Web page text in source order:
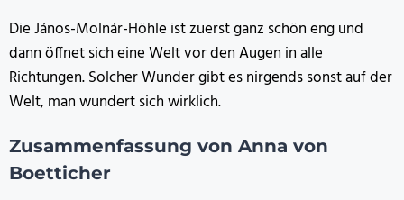
Die János-Molnár-Höhle ist zuerst ganz schön eng und
dann öffnet sich eine Welt vor den Augen in alle
Richtungen. Solcher Wunder gibt es nirgends sonst auf der
Welt, man wundert sich wirklich.
Zusammenfassung von Anna von
Boetticher